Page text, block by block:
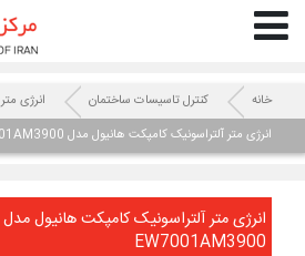
خانه کنترل تاسیسات ساختمان
انرژی متر
انرژی متر آلتراسونیک کامپکت هانیول مدل EW700 EW7001AM3900
انرژی متر آلتراسونیک کامپکت هانیول مدل
EW7001AM3900